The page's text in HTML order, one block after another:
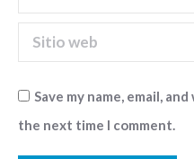
Sitio web
Save my name, email,
the next time I comment.